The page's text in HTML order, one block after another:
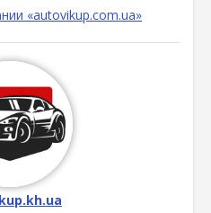
«autovikup.com.ua»